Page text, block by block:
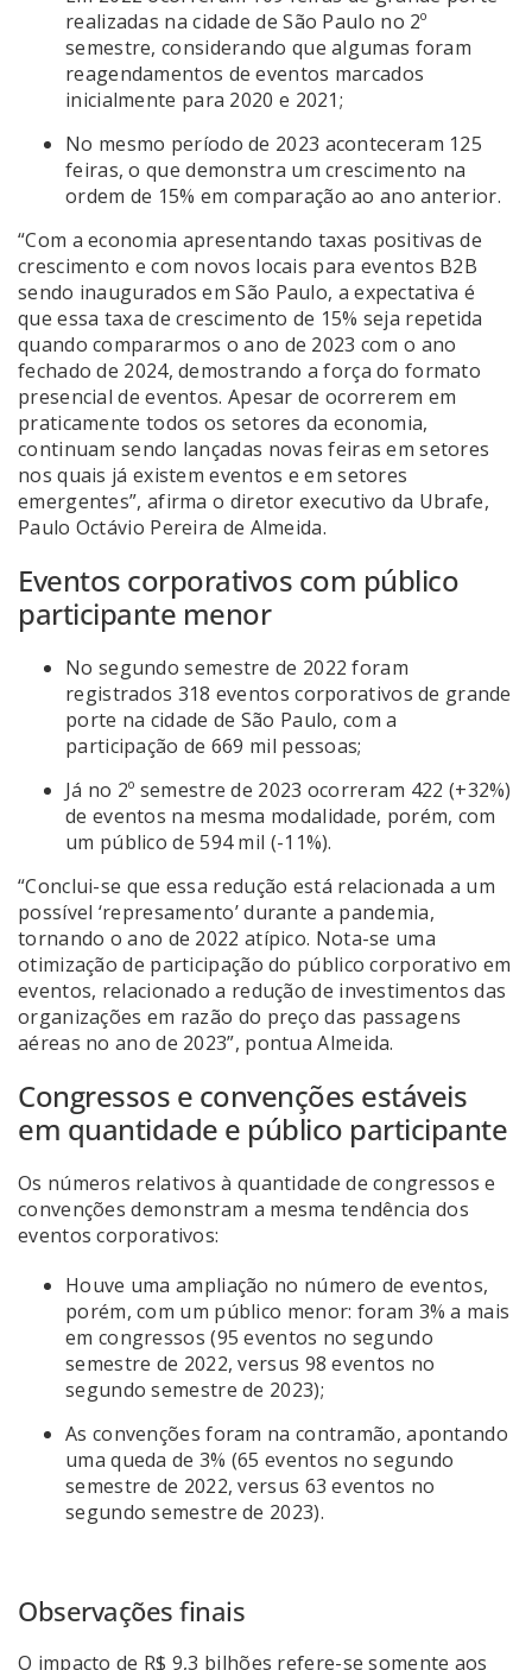
realizadas na cidade de São Paulo no 2º
semestre, considerando que algumas foram
reagendamentos de eventos marcados
inicialmente para 2020 e 2021;
No mesmo período de 2023 aconteceram 125
feiras, o que demonstra um crescimento na
ordem de 15% em comparação ao ano anterior.
“Com a economia apresentando taxas positivas de
crescimento e com novos locais para eventos B2B
sendo inaugurados em São Paulo, a expectativa é
que essa taxa de crescimento de 15% seja repetida
quando compararmos o ano de 2023 com o ano
fechado de 2024, demostrando a força do formato
presencial de eventos. Apesar de ocorrerem em
praticamente todos os setores da economia,
continuam sendo lançadas novas feiras em setores
nos quais já existem eventos e em setores
emergentes”, afirma o diretor executivo da Ubrafe,
Paulo Octávio Pereira de Almeida.
Eventos corporativos com público
participante menor
No segundo semestre de 2022 foram
registrados 318 eventos corporativos de grande
porte na cidade de São Paulo, com a
participação de 669 mil pessoas;
Já no 2º semestre de 2023 ocorreram 422 (+32%)
de eventos na mesma modalidade, porém, com
um público de 594 mil (-11%).
“Conclui-se que essa redução está relacionada a um
possível ‘represamento’ durante a pandemia,
tornando o ano de 2022 atípico. Nota-se uma
otimização de participação do público corporativo em
eventos, relacionado a redução de investimentos das
organizações em razão do preço das passagens
aéreas no ano de 2023”, pontua Almeida.
Congressos e convenções estáveis
em quantidade e público participante
Os números relativos à quantidade de congressos e
convenções demonstram a mesma tendência dos
eventos corporativos:
Houve uma ampliação no número de eventos,
porém, com um público menor: foram 3% a mais
em congressos (95 eventos no segundo
semestre de 2022, versus 98 eventos no
segundo semestre de 2023);
As convenções foram na contramão, apontando
uma queda de 3% (65 eventos no segundo
semestre de 2022, versus 63 eventos no
segundo semestre de 2023).
Observações finais
O impacto de R$ 9,3 bilhões refere-se somente aos